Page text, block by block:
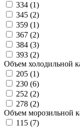
334 (1)
345 (2)
359 (1)
367 (2)
384 (3)
393 (2)
Объем холодильной
205 (1)
230 (6)
252 (2)
278 (2)
Объем морозильной
115 (7)